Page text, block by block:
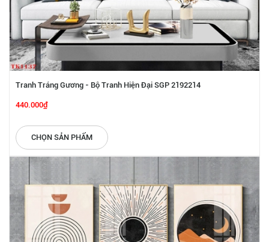
Tranh Tráng Gương - Bộ Tranh Hiện Đại SGP 2192214
440.000₫
CHỌN SẢN PHẨM